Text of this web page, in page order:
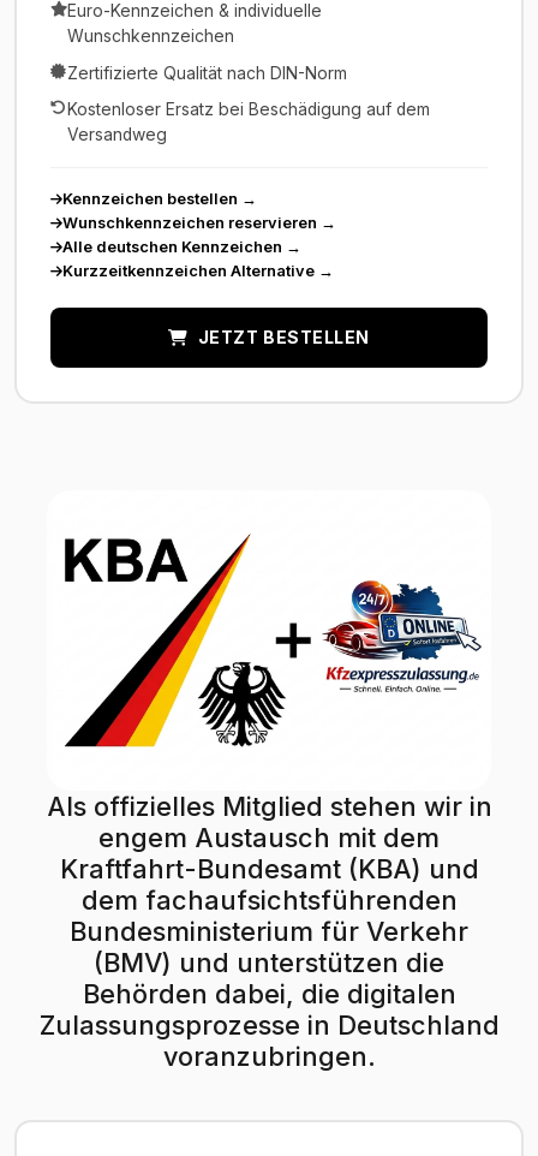
Euro-Kennzeichen & individuelle
Wunschkennzeichen
Zertifizierte Qualität nach DIN-Norm
Kostenloser Ersatz bei Beschädigung auf dem
Versandweg
Kennzeichen bestellen →
Wunschkennzeichen reservieren →
Alle deutschen Kennzeichen →
Kurzzeitkennzeichen Alternative →
JETZT BESTELLEN
Als offizielles Mitglied stehen wir in
engem Austausch mit dem
Kraftfahrt-Bundesamt (KBA) und
dem fachaufsichtsführenden
Bundesministerium für Verkehr
(BMV) und unterstützen die
Behörden dabei, die digitalen
Zulassungsprozesse in Deutschland
voranzubringen.